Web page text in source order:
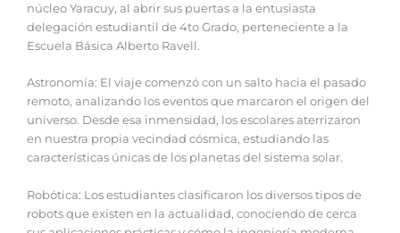
núcleo Yaracuy, al abrir sus puertas a la entusiasta
delegación estudiantil de 4to Grado, perteneciente a la
Escuela Básica Alberto Ravell.
Astronomía: El viaje comenzó con un salto hacia el pasado
remoto, analizando los eventos que marcaron el origen del
universo. Desde esa inmensidad, los escolares aterrizaron
en nuestra propia vecindad cósmica, estudiando las
características únicas de los planetas del sistema solar.
Robótica: Los estudiantes clasificaron los diversos tipos de
robots que existen en la actualidad, conociendo de cerca